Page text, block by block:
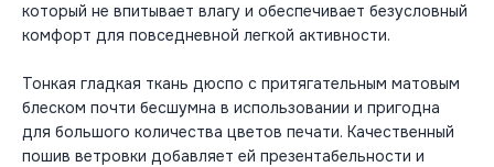
который не впитывает влагу и обеспечивает безусловный
комфорт для повседневной легкой активности.
Тонкая гладкая ткань дюспо с притягательным матовым
блеском почти бесшумна в использовании и пригодна
для большого количества цветов печати. Качественный
пошив ветровки добавляет ей презентабельности и